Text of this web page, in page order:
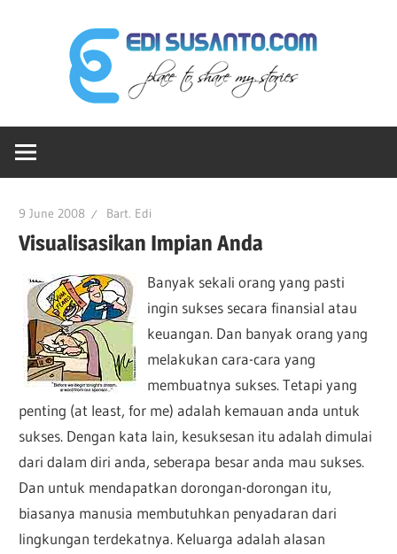
ku
Cerita
9 June 2008 Bart. Edi
Visualisasikan Impian Anda
Banyak sekali orang yang pasti
ingin sukses secara finansial atau
keuangan. Dan banyak orang yang
melakukan cara-cara yang
membuatnya sukses. Tetapi yang
penting (at least, for me) adalah kemauan anda untuk
sukses. Dengan kata lain, kesuksesan itu adalah dimulai
dari dalam diri anda, seberapa besar anda mau sukses.
Dan untuk mendapatkan dorongan-dorongan itu,
biasanya manusia membutuhkan penyadaran dari
lingkungan terdekatnya. Keluarga adalah alasan